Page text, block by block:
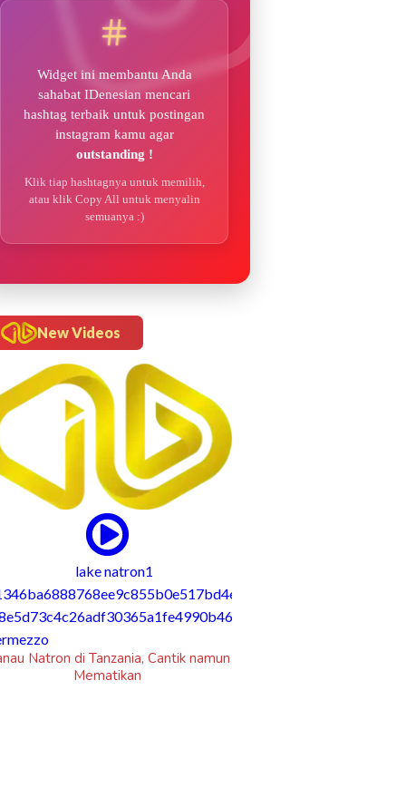
Widget ini membantu Anda
sahabat IDenesian mencari
hashtag terbaik untuk postingan
instagram kamu agar
outstanding !
Klik tiap hashtagnya untuk memilih,
atau klik Copy All untuk menyalin
semuanya :)
New Videos